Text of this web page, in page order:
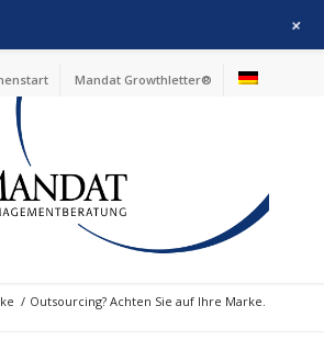
Mandat Growthletter®
/ Outsourcing? Achten Sie auf Ihre Marke.
+